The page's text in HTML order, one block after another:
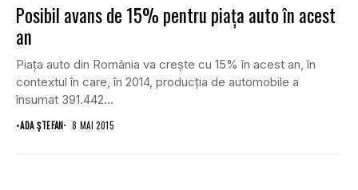
Posibil avans de 15% pentru piaţa auto în acest
an
Piaţa auto din România va creşte cu 15% în acest an, în
contextul în care, în 2014, producţia de automobile a
însumat 391.442...
•ADA ȘTEFAN 8 MAI 2015